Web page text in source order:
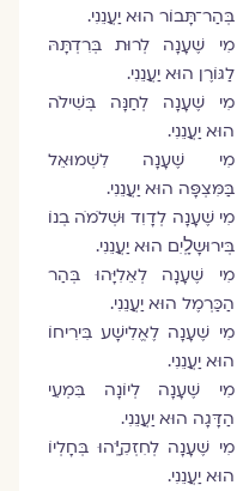
בְּהַר־תָּבוֺר הוּא יַעֲנֵנִי.
מִי שֶׁעָנָה לְרוּת בְּרִדְתָּהּ
לַגּוֺרֶן הוּא יַעֲנֵנִי.
מִי שֶׁעָנָה לְחַנָּה בְּשִׁילֹה
הוּא יַעֲנֵנִי.
מִי שֶׁעָנָה לִשְׁמוּאֵל
בַּמִּצְפָּה הוּא יַעֲנֵנִי.
מִי שֶׁעָנָה לְדָוִד וּשְׁלֹמֹה בְנוֺ
בְּירוּשָלָֽיִם הוּא יַעֲנֵנִי.
מִי שֶׁעָנָה לְאֵלִיָּהוּ בְּהַר
הַכַּרְמֶל הוּא יַעֲנֵנִי.
מִי שֶׁעָנָה לֶאֱלִישָׁע בִּירִיחוֺ
הוּא יַעֲנֵנִי.
מִי שֶׁעָנָה לְיוֺנָה בִּמְעֵי
הַדָּגָה הוּא יַעֲנֵנִי.
מִי שֶׁעָנָה לְחִזְקִיָּֽהוּ בְּחָלְיוֺ
הוּא יַעֲנֵנִי.